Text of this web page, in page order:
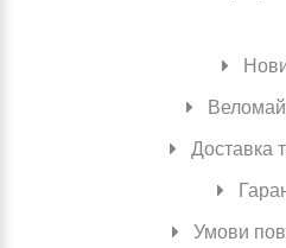
Доставка
Умови